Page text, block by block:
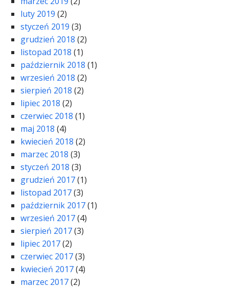
luty 2019 (2)
styczeń 2019 (3)
grudzień 2018 (2)
listopad 2018 (1)
październik 2018 (1)
wrzesień 2018 (2)
sierpień 2018 (2)
lipiec 2018 (2)
czerwiec 2018 (1)
maj 2018 (4)
kwiecień 2018 (2)
marzec 2018 (3)
styczeń 2018 (3)
grudzień 2017(1)
listopad 2017(3)
październik 2017(1)
wrzesień 2017(4)
sierpień 2017(3)
lipiec 2017(2)
czerwiec 2017(3)
kwiecień 2017(4)
marzec 2017(2)